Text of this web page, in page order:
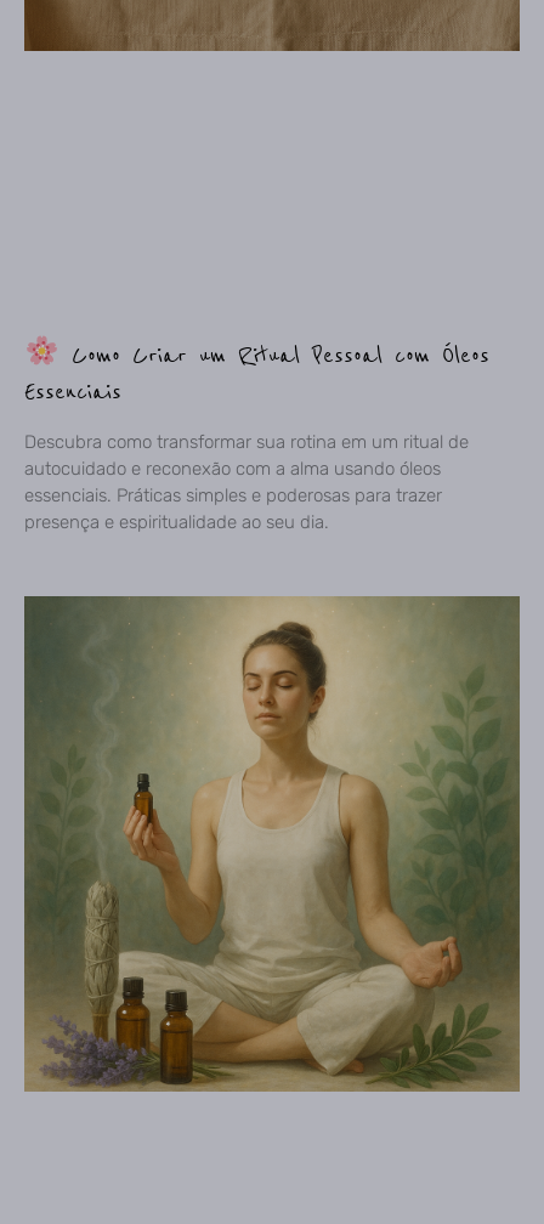
Como Criar um Ritual Pessoal com Óleos
Essenciais
Descubra como transformar sua rotina em um ritual de
autocuidado e reconexão com a alma usando óleos
essenciais. Práticas simples e poderosas para trazer
presença e espiritualidade ao seu dia.